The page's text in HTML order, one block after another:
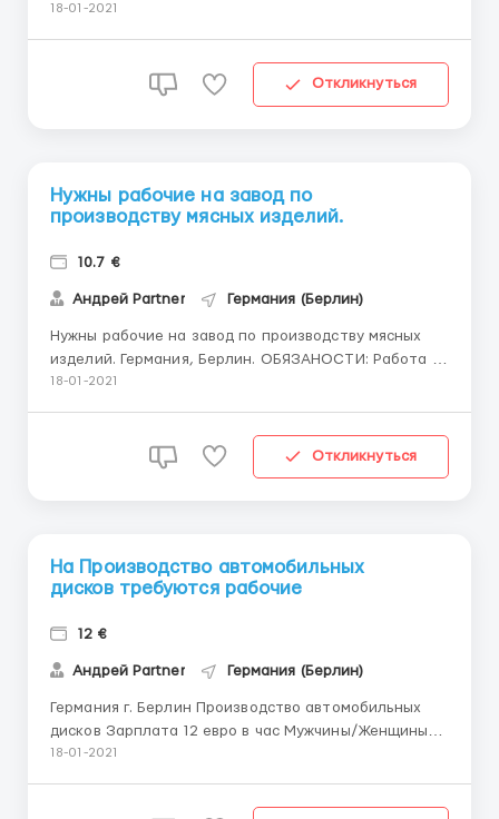
возрастом до 55 лет. Обязанности: • работа на
рыбы для копчения; • сортировка рыбы, упаковка
18-01-2021
Откликнуться
Нужны рабочие на завод по
производству мясных изделий.
10.7 €
Андрей Partner Германия (Берлин)
Нужны рабочие на завод по производству мясных
изделий. Германия, Берлин. ОБЯЗАНОСТИ: Работа в
цеху готовой продукции. Готовые мясные изделия
не тяжелая работа но быстрая и ответственная.
18-01-2021
Откликнуться
На Производство автомобильных
дисков требуются рабочие
12 €
Андрей Partner Германия (Берлин)
Германия г. Берлин Производство автомобильных
дисков Зарплата 12 евро в час Мужчины/Женщины/
Семейные пары Возраст от 18 до 60 Обязанности:
18-01-2021